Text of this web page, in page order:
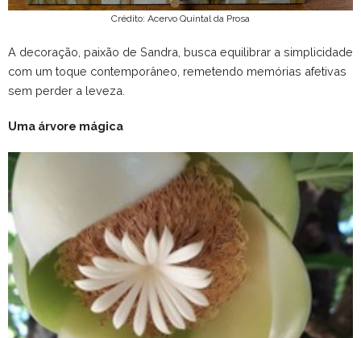
Crédito: Acervo Quintal da Prosa
A decoração, paixão de Sandra, busca equilibrar a simplicidade
com um toque contemporâneo, remetendo memórias afetivas
sem perder a leveza.
Uma árvore mágica